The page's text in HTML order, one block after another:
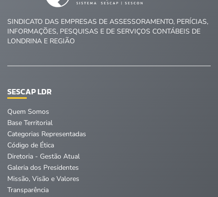
SINDICATO DAS EMPRESAS DE ASSESSORAMENTO, PERÍCIAS,
INFORMAÇÕES, PESQUISAS E DE SERVIÇOS CONTÁBEIS DE
LONDRINA E REGIÃO
SESCAP LDR
Quem Somos
Base Territorial
Categorias Representadas
Código de Ética
Diretoria - Gestão Atual
Galeria dos Presidentes
Missão, Visão e Valores
Transparência